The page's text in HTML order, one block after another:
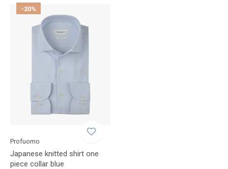
-30%
Profuomo
Japanese knitted shirt one
piece collar blue